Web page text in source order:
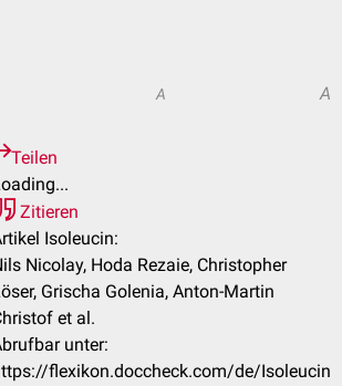
A A
Teilen
Zitieren
Isoleucin:
Nicolay, Hoda Rezaie, Christopher
Grischa Golenia, Anton-Martin
et al.
unter:
flexikon.doccheck.com/de/Isoleucin